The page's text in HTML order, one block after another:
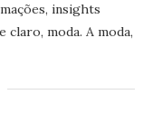
insights
moda. A moda,